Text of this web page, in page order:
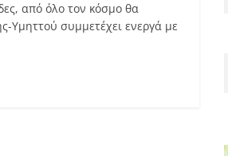
από όλο τον κόσμο θα
Υμηττού συμμετέχει ενεργά με